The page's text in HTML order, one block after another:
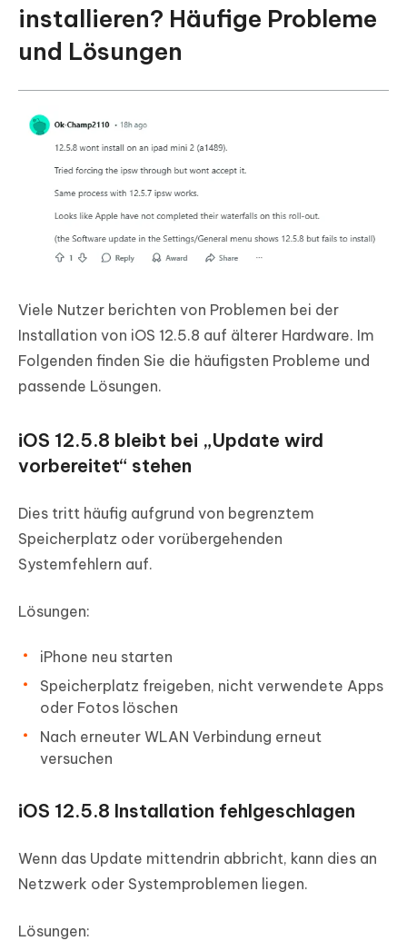
installieren? Häufige Probleme
und Lösungen
Viele Nutzer berichten von Problemen bei der
Installation von iOS 12.5.8 auf älterer Hardware. Im
Folgenden finden Sie die häufigsten Probleme und
passende Lösungen.
iOS 12.5.8 bleibt bei „Update wird
vorbereitet“ stehen
Dies tritt häufig aufgrund von begrenztem
Speicherplatz oder vorübergehenden
Systemfehlern auf.
Lösungen:
iPhone neu starten
Speicherplatz freigeben, nicht verwendete Apps
oder Fotos löschen
Nach erneuter WLAN Verbindung erneut
versuchen
iOS 12.5.8 Installation fehlgeschlagen
Wenn das Update mittendrin abbricht, kann dies an
Netzwerk oder Systemproblemen liegen.
Lösungen: